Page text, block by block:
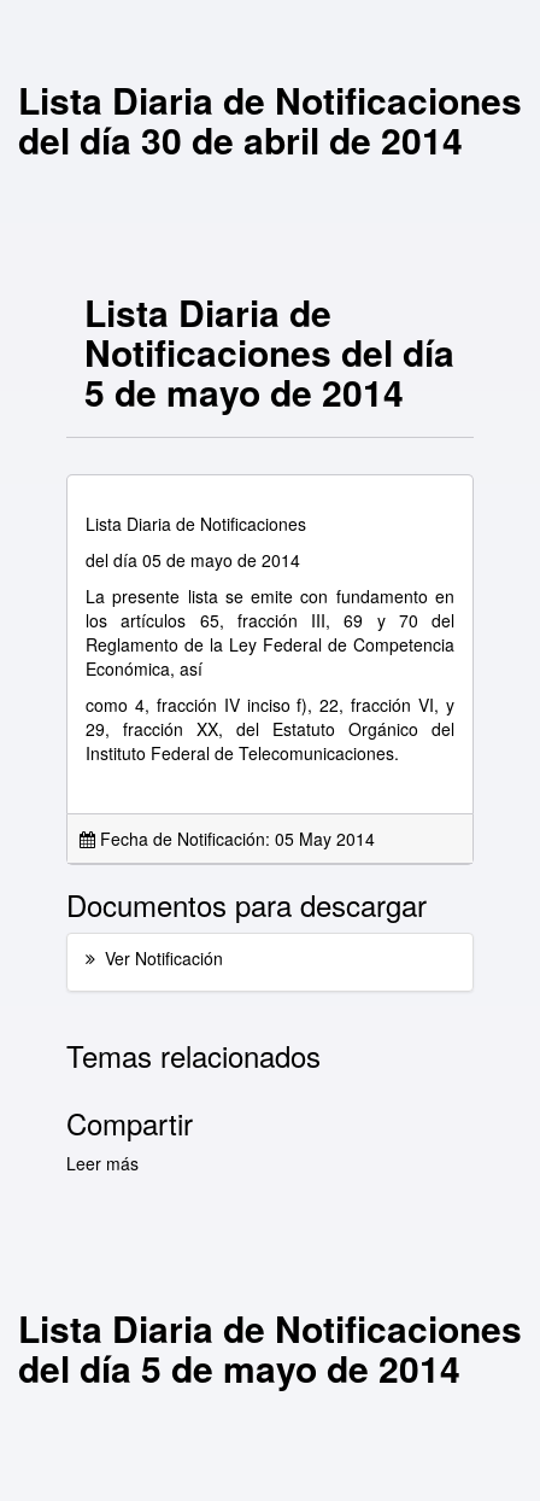
Lista Diaria de Notificaciones
del día 30 de abril de 2014
Lista Diaria de
Notificaciones del día
5 de mayo de 2014
Lista Diaria de Notificaciones
del día 05 de mayo de 2014
La presente lista se emite con fundamento en
los artículos 65, fracción III, 69 y 70 del
Reglamento de la Ley Federal de Competencia
Económica, así
como 4, fracción IV inciso f), 22, fracción VI, y
29, fracción XX, del Estatuto Orgánico del
Instituto Federal de Telecomunicaciones.
Fecha de Notificación: 05 May 2014
Documentos para descargar
Ver Notificación
Temas relacionados
Compartir
Leer más
Lista Diaria de Notificaciones
del día 5 de mayo de 2014